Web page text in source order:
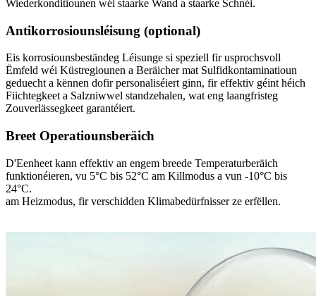
Wiederkonditiounen wéi staarke Wand a staarke Schnéi.
Antikorrosiounsléisung (optional)
Eis korrosiounsbeständeg Léisunge si speziell fir usprochsvoll
Ëmfeld wéi Küstregiounen a Beräicher mat Sulfidkontaminatioun
geduecht a kënnen dofir personaliséiert ginn, fir effektiv géint héich
Fiichtegkeet a Salzniwwel standzehalen, wat eng laangfristeg
Zouverlässegkeet garantéiert.
Breet Operatiounsberäich
D'Eenheet kann effektiv an engem breede Temperaturberäich
funktionéieren, vu 5°C bis 52°C am Killmodus a vun -10°C bis
24°C.
am Heizmodus, fir verschidden Klimabedürfnisser ze erfëllen.